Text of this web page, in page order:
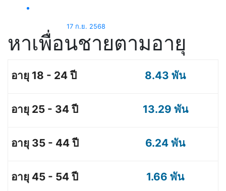
17 ก.ย. 2568
หาเพื่อนชายตามอายุ
8.43 พัน
13.29 พัน
6.24 พัน
1.66 พัน